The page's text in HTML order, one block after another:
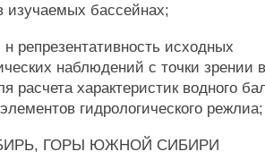
изучаемых бассейнах;
репрезентативность исходных
наблюдений с точки зрении
расчета характеристик водного
гидрологического режлиа;
ГОРЫ ЮЖНОЙ СИБИРИ